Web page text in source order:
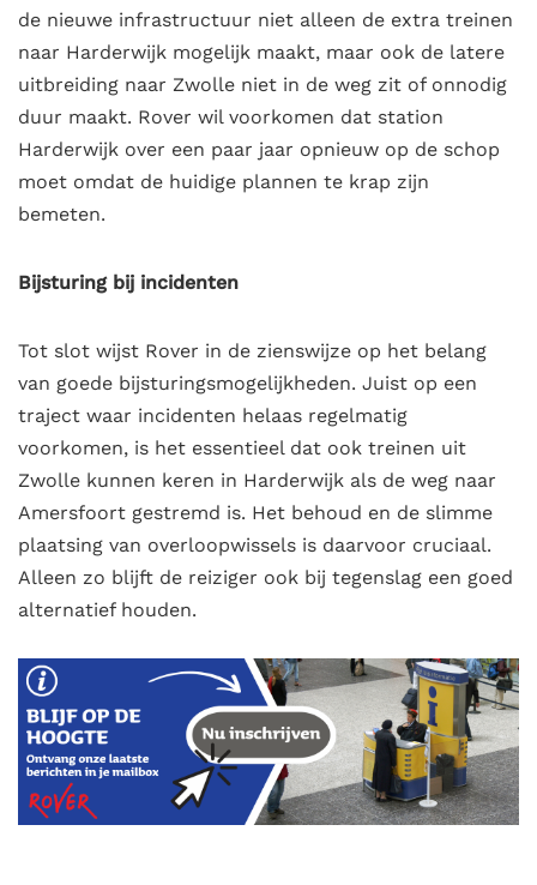
de nieuwe infrastructuur niet alleen de extra treinen
naar Harderwijk mogelijk maakt, maar ook de latere
uitbreiding naar Zwolle niet in de weg zit of onnodig
duur maakt. Rover wil voorkomen dat station
Harderwijk over een paar jaar opnieuw op de schop
moet omdat de huidige plannen te krap zijn
bemeten.
Bijsturing bij incidenten
Tot slot wijst Rover in de zienswijze op het belang
van goede bijsturingsmogelijkheden. Juist op een
traject waar incidenten helaas regelmatig
voorkomen, is het essentieel dat ook treinen uit
Zwolle kunnen keren in Harderwijk als de weg naar
Amersfoort gestremd is. Het behoud en de slimme
plaatsing van overloopwissels is daarvoor cruciaal.
Alleen zo blijft de reiziger ook bij tegenslag een goed
alternatief houden.